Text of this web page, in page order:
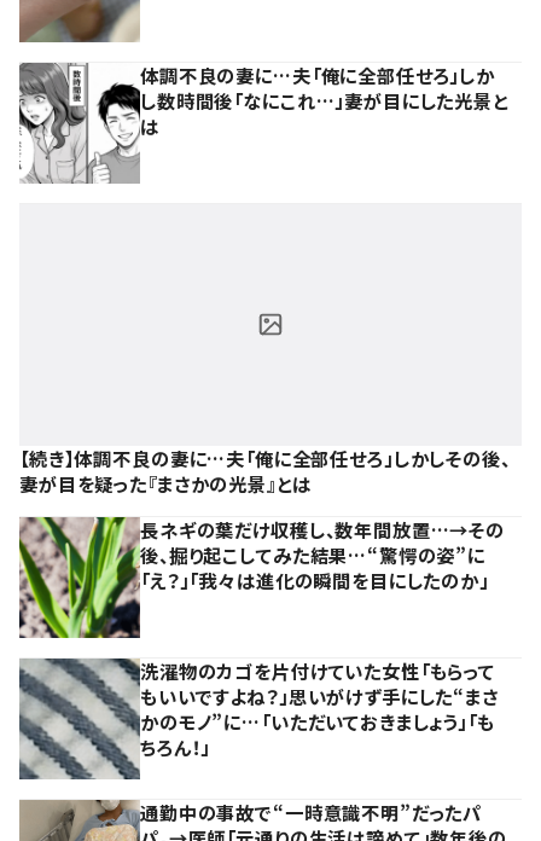
体調不良の妻に…夫「俺に全部任せろ」しか
し数時間後「なにこれ…」妻が目にした光景と
は
【続き】体調不良の妻に…夫「俺に全部任せろ」しかしその後、
妻が目を疑った『まさかの光景』とは
長ネギの葉だけ収穫し、数年間放置…→その
後、掘り起こしてみた結果…“驚愕の姿”に
「え？」「我々は進化の瞬間を目にしたのか」
洗濯物のカゴを片付けていた女性「もらって
もいいですよね？」思いがけず手にした“まさ
かのモノ”に…「いただいておきましょう」「も
ちろん！」
通勤中の事故で“一時意識不明”だったパ